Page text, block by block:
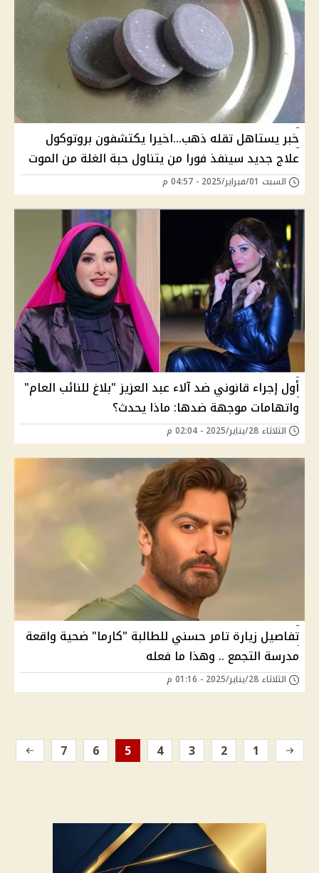
خبر يستاهل تقله ذهب...اخيرا يكتشفون بروتوكول
علاج جديد سينفذ فورا من يتناول حبة الغلة من الموت
السبت 01/فبراير/2025 - 04:57 م
أول إجراء قانوني ضد آلاء عبد العزيز "بلاغ للنائب العام"
واتهامات موجهة ضدها: ماذا يحدث؟
الثلاثاء 28/يناير/2025 - 02:04 م
تفاصيل زيارة تامر حسني للطالبة "كارما" ضحية واقعة
مدرسة التجمع .. وهذا ما فعله
الثلاثاء 28/يناير/2025 - 01:16 م
1
2
3
4
5
6
7